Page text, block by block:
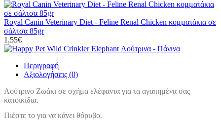
Royal Canin Veterinary Diet - Feline Renal Chicken κομματάκια σε
σάλτσα 85gr
1,55€
Περιγραφή
Αξιολογήσεις (0)
Λούτρινο Ζωάκι σε σχήμα ελέφαντα για τα αγαπημένα σας
κατοικίδια.
Πιέστε το για να κάνει θόρυβο.